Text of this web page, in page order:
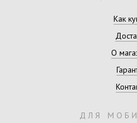
Как
О
ДЛЯ